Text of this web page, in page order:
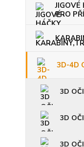
JIGOVÉ
PRO
3D-4D
3D
3D
3D